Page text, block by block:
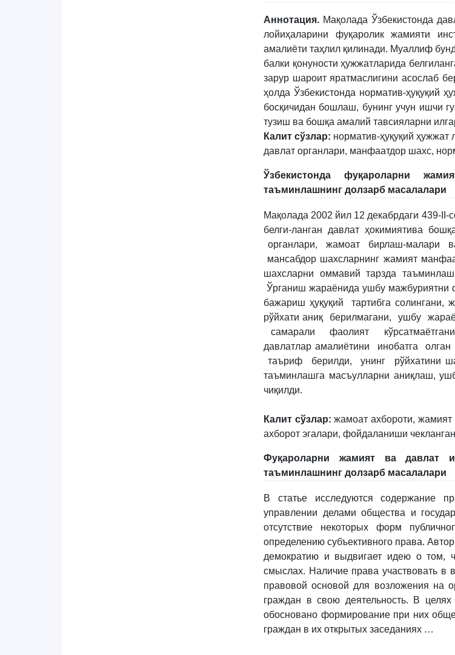
Аннотация. Мақолада Ўзбекистонда
лойиҳаларини фуқаролик жамияти
амалиёти таҳлил қилинади. Муаллиф
балки қонуности ҳужжатларида
зарур шароит яратмаслигини асослаб
ҳолда Ўзбекистонда норматив-ҳуқуқий
босқичидан бошлаш, бунинг учун ишчи
тузиш ва бошқа амалий тавсияларни
Калит сўзлар: норматив-ҳуқуқий
давлат органлари, манфаатдор шахс,
Ўзбекистонда фуқароларни
таъминлашнинг долзарб масалалари
Мақолада 2002 йил 12 декабрдаги 439-II-
белги-ланган давлат ҳокимиятива
органлари, жамоат бирлаш-малари
мансабдор шахсларнинг жамият
шахсларни оммавий тарзда
Ўрганиш жараёнида ушбу мажбуриятни
бажариш ҳуқуқий тартибга солингани,
рўйхати аниқ берилмагани, ушбу
самарали фаолият
давлатлар амалиётини инобатга
таъриф берилди, унинг рўйхатини
таъминлашга масъулларни аниқлаш,
чиқилди.
Калит сўзлар: жамоат ахбороти,
ахборот эгалари, фойдаланиши
Фуқароларни жамият ва давлат
таъминлашнинг долзарб масалалари
В статье исследуются содержание
управлении делами общества и
отсутствие некоторых форм
определению субъективного права.
демократию и выдвигает идею о том,
смыслах. Наличие права участвовать в
правовой основой для возложения на
граждан в свою деятельность. В
обосновано формирование при них
граждан в их открытых заседаниях …